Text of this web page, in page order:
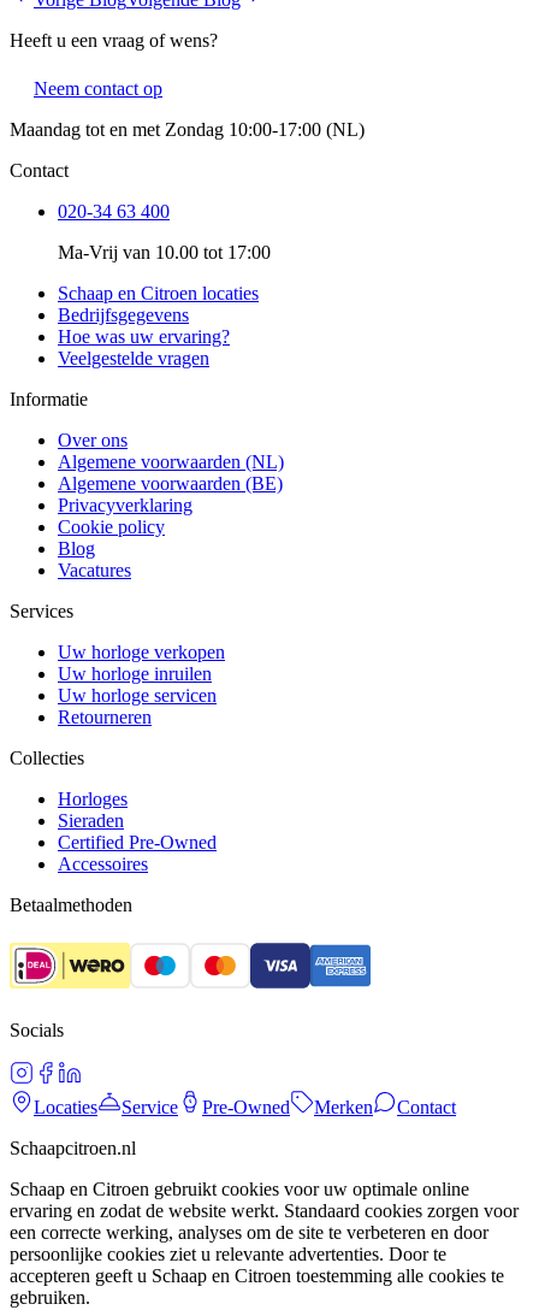
Heeft u een vraag of wens?
Neem contact op
Maandag tot en met Zondag 10:00-17:00 (NL)
Contact
020-34 63 400
Ma-Vrij van 10.00 tot 17:00
Schaap en Citroen locaties
Bedrijfsgegevens
Hoe was uw ervaring?
Veelgestelde vragen
Informatie
Over ons
Algemene voorwaarden (NL)
Algemene voorwaarden (BE)
Privacyverklaring
Cookie policy
Blog
Vacatures
Services
Uw horloge verkopen
Uw horloge inruilen
Uw horloge servicen
Retourneren
Collecties
Horloges
Sieraden
Certified Pre-Owned
Accessoires
Betaalmethoden
Socials
Locaties Service Pre-Owned Merken
Contact
Schaapcitroen.nl
Schaap en Citroen gebruikt cookies voor uw optimale online
ervaring en zodat de website werkt. Standaard cookies zorgen voor
een correcte werking, analyses om de site te verbeteren en door
persoonlijke cookies ziet u relevante advertenties. Door te
accepteren geeft u Schaap en Citroen toestemming alle cookies te
gebruiken.